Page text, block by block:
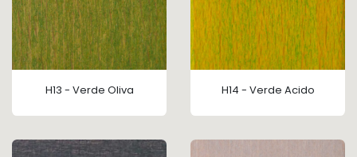
H13 - Verde Oliva H14 - Verde Acido